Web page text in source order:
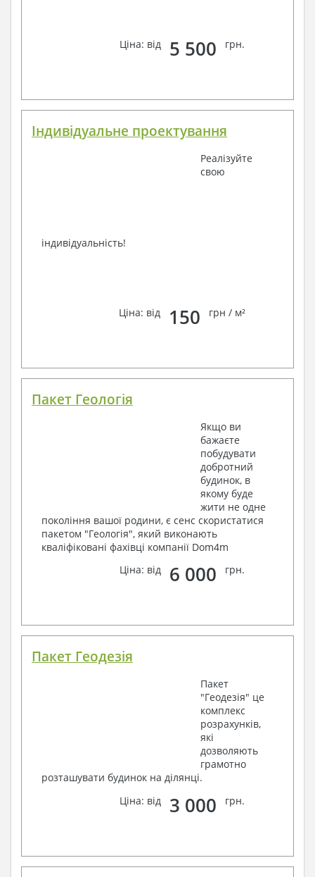
Завжди раді Вам допомогти!
Ціна: від 5 500 грн.
Індивідуальне проектування
Реалізуйте
свою
індивідуальність!
Ціна: від 150 грн / м²
Пакет Геологія
Якщо ви
бажаєте
побудувати
добротний
будинок, в
якому буде
жити не одне
покоління вашої родини, є сенс скористатися
пакетом "Геологія", який виконають
кваліфіковані фахівці компанії Dom4m
Ціна: від
6 000 грн.
Пакет Геодезія
Пакет
"Геодезія" це
комплекс
розрахунків,
які
дозволяють
грамотно
розташувати будинок на ділянці.
Ціна: від
3 000 грн.